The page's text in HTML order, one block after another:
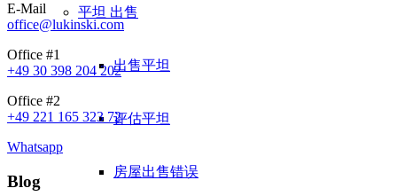
平坦 出售
出售平坦
评估平坦
房屋出售错误
E-Mail
office@lukinski.com
Office #1
+49 30 398 204 202
Office #2
+49 221 165 323 72
Whatsapp
Blog